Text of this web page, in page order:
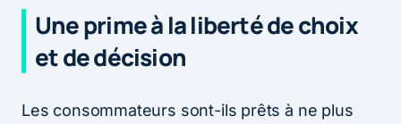
Une prime à la liberté de choix
et de décision
Les consommateurs sont-ils prêts à ne plus